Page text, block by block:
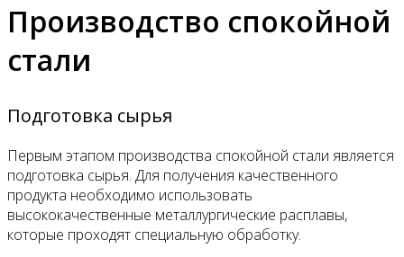
Производство спокойной
стали
Подготовка сырья
Первым этапом производства спокойной стали является
подготовка сырья. Для получения качественного
продукта необходимо использовать
высококачественные металлургические расплавы,
которые проходят специальную обработку.